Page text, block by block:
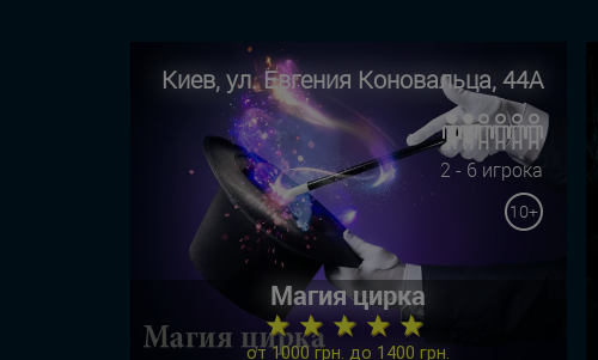
Киев, ул. Евгения Коновальца, 44А
2 - 6 игрока
10+
Магия цирка
★ ★ ★ ★ ★
от 1000 грн. до 1400 грн.